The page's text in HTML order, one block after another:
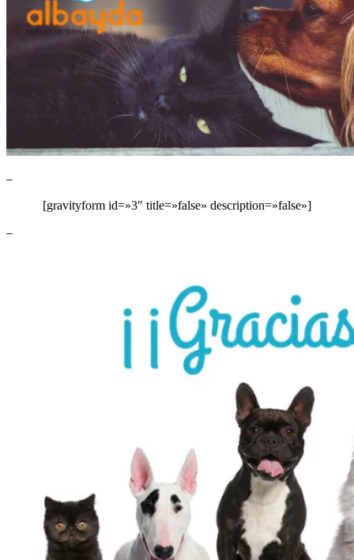
–
[gravityform id=»3″ title=»false» description=»false»]
–